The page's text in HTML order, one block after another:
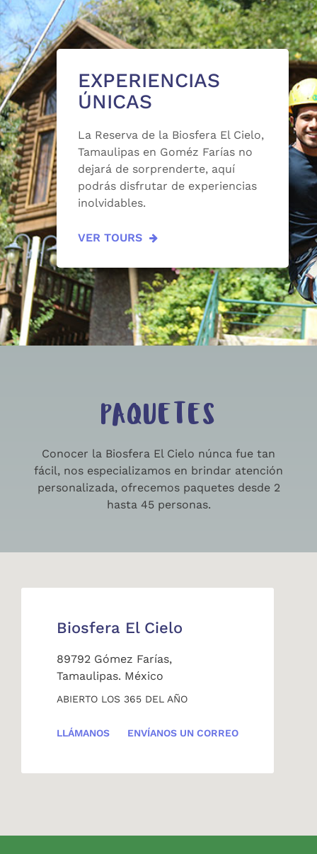
EXPERIENCIAS
ÚNICAS
La Reserva de la Biosfera El Cielo,
Tamaulipas en Goméz Farías no
dejará de sorprenderte, aquí
podrás disfrutar de experiencias
inolvidables.
VER TOURS
PAQUETES
Conocer la Biosfera El Cielo núnca fue tan
fácil, nos especializamos en brindar atención
personalizada, ofrecemos paquetes desde 2
hasta 45 personas.
Biosfera El Cielo
89792 Gómez Farías,
Tamaulipas. México
ABIERTO LOS 365 DEL AÑO
LLÁMANOS ENVÍANOS UN CORREO